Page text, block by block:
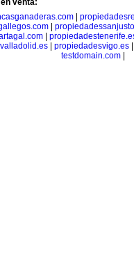
venta:
|
|
|
propiedadesvigo.es
testdomain.com